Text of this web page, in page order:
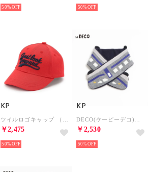
50% 50%
KP
￥2,475
50%
KP
￥2,530
50%